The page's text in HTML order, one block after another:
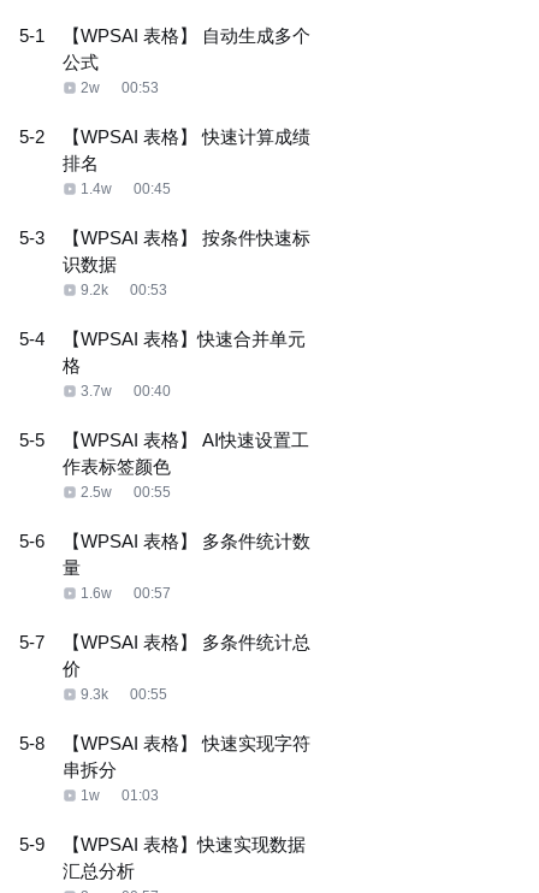
5-1
【WPSAI 表格】 自动生成多个
公式
2w 00:53
5-2
【WPSAI 表格】 快速计算成绩
排名
1.4w 00:45
5-3
【WPSAI 表格】 按条件快速标
识数据
9.2k 00:53
5-4
【WPSAI 表格】快速合并单元
格
3.7w 00:40
5-5
【WPSAI 表格】 AI快速设置工
作表标签颜色
2.5w 00:55
5-6
【WPSAI 表格】 多条件统计数
量
1.6w 00:57
5-7
【WPSAI 表格】 多条件统计总
价
9.3k 00:55
5-8
【WPSAI 表格】 快速实现字符
串拆分
1w 01:03
5-9
【WPSAI 表格】快速实现数据
汇总分析